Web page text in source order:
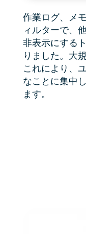
作業ログ、メ
ィルターで、
非表示にする
りました。大
これにより、
なことに集中
ます。